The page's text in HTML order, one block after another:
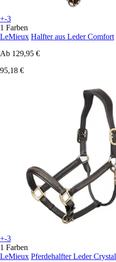
+-3
1 Farben
LeMieux Halfter aus Leder Comfort
Ab 129,95 €
95,18 €
+-3
1 Farben
LeMieux Pferdehalfter Leder Crystal